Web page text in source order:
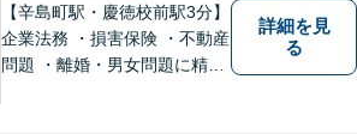
【辛島町駅・慶徳校前駅3分】
企業法務 ・損害保険 ・不動産
問題 ・離婚・男女問題に精通
詳細を見
る